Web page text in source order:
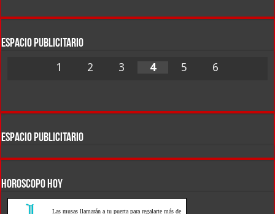
ESPACIO PUBLICITARIO
1 2 3 4 5 6
ESPACIO PUBLICITARIO
HOROSCOPO HOY